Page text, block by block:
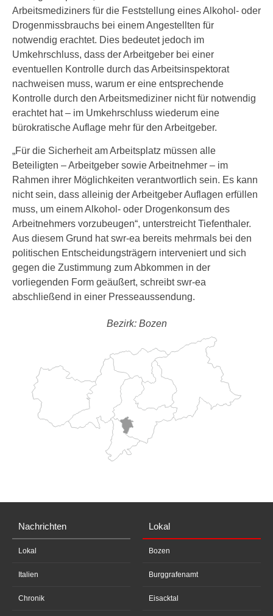
Arbeitsmediziners für die Feststellung eines Alkohol- oder
Drogenmissbrauchs bei einem Angestellten für
notwendig erachtet. Dies bedeutet jedoch im
Umkehrschluss, dass der Arbeitgeber bei einer
eventuellen Kontrolle durch das Arbeitsinspektorat
nachweisen muss, warum er eine entsprechende
Kontrolle durch den Arbeitsmediziner nicht für notwendig
erachtet hat – im Umkehrschluss wiederum eine
bürokratische Auflage mehr für den Arbeitgeber.
„Für die Sicherheit am Arbeitsplatz müssen alle
Beteiligten – Arbeitgeber sowie Arbeitnehmer – im
Rahmen ihrer Möglichkeiten verantwortlich sein. Es kann
nicht sein, dass alleinig der Arbeitgeber Auflagen erfüllen
muss, um einem Alkohol- oder Drogenkonsum des
Arbeitnehmers vorzubeugen“, unterstreicht Tiefenthaler.
Aus diesem Grund hat swr-ea bereits mehrmals bei den
politischen Entscheidungsträgern interveniert und sich
gegen die Zustimmung zum Abkommen in der
vorliegenden Form geäußert, schreibt swr-ea
abschließend in einer Presseaussendung.
Bezirk: Bozen
Nachrichten
Lokal
Italien
Chronik
Lokal
Bozen
Burggrafenamt
Eisacktal